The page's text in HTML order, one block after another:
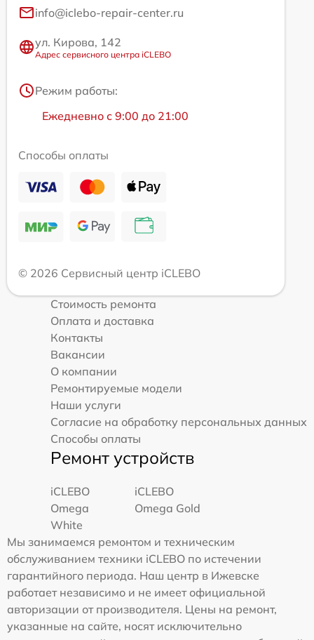
info@iclebo-repair-center.ru
ул. Кирова, 142
Адрес сервисного центра iCLEBO
Режим работы:
Ежедневно с 9:00 до 21:00
Способы оплаты
© 2026 Сервисный центр iCLEBO
Стоимость ремонта
Оплата и доставка
Контакты
Вакансии
О компании
Ремонтируемые модели
Наши услуги
Согласие на обработку персональных данных
Способы оплаты
Ремонт устройств
iCLEBO
Omega
White
iCLEBO
Omega Gold
Мы занимаемся ремонтом и техническим
обслуживанием техники iCLEBO по истечении
гарантийного периода. Наш центр в Ижевске
работает независимо и не имеет официальной
авторизации от производителя. Цены на ремонт,
указанные на сайте, носят исключительно